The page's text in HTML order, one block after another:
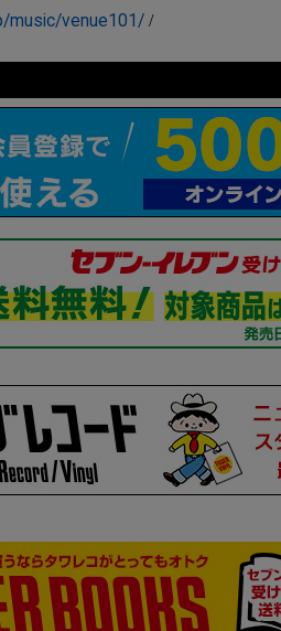
music/venue101/ /